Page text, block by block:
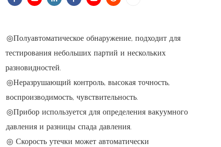
◎Полуавтоматическое обнаружение, подходит для
тестирования небольших партий и нескольких
разновидностей.
◎Неразрушающий контроль, высокая точность,
воспроизводимость, чувствительность.
◎Прибор используется для определения вакуумного
давления и разницы спада давления.
◎ Скорость утечки может автоматически